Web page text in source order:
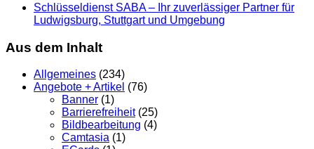
Schlüsseldienst SABA – Ihr zuverlässiger Partner für
Ludwigsburg, Stuttgart und Umgebung
Aus dem Inhalt
Allgemeines (234)
Angebote + Artikel (76)
Banner (1)
Barrierefreiheit(25)
Bildbearbeitung (4)
Camtasia (1)